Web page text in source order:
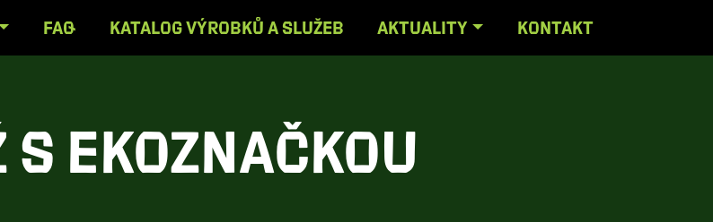
FAQ KATALOG VÝROBKŮ A SLUŽEB AKTUALITY KONTAKT
s ekoznačkou